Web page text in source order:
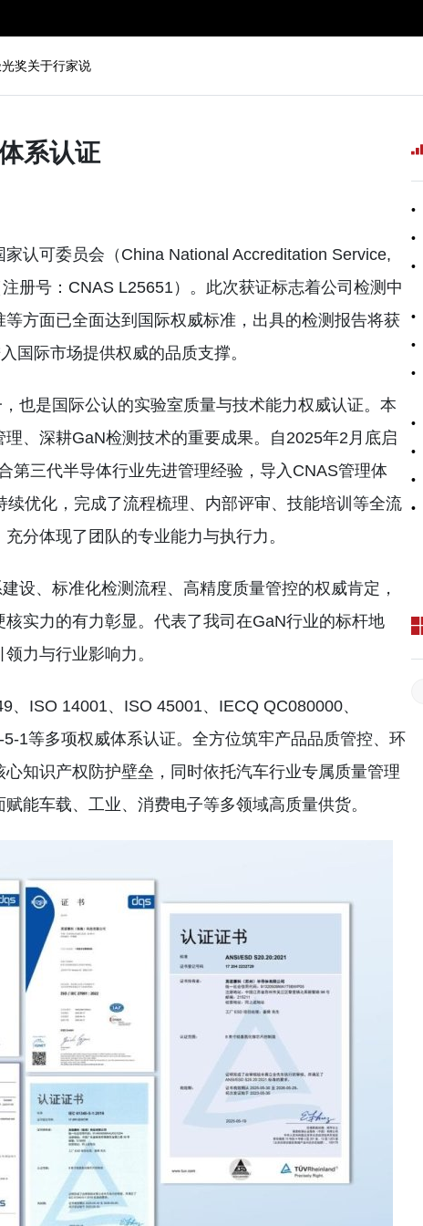
奖关于行家说
系认证
认可委员会（China National Accreditation Service,
册号：CNAS L25651）。此次获证标志着公司检测中
方面已全面达到国际权威标准，出具的检测报告将获
国际市场提供权威的品质支撑。
也是国际公认的实验室质量与技术能力权威认证。本
、深耕GaN检测技术的重要成果。自2025年2月底启
第三代半导体行业先进管理经验，导入CNAS管理体
优化，完成了流程梳理、内部评审、技能培训等全流
分体现了团队的专业能力与执行力。
设、标准化检测流程、高精度质量管控的权威肯定，
实力的有力彰显。代表了我司在GaN行业的标杆地
力与行业影响力。
ISO 14001、ISO 45001、IECQ QC080000、
1等多项权威体系认证。全方位筑牢产品品质管控、环
知识产权防护壁垒，同时依托汽车行业专属质量管理
能车载、工业、消费电子等多领域高质量供货。
•
•
•
•
•
•
•
•
•
•